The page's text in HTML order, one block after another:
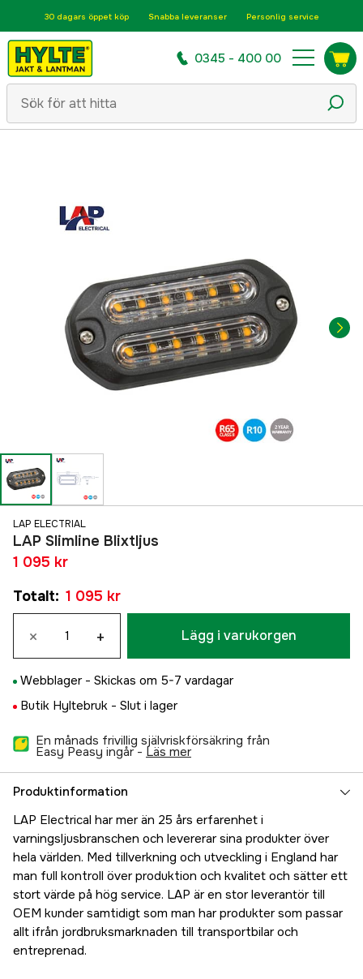
30 dagars öppet köp Snabba leveranser Personlig service
0345 - 400 00
LAP ELECTRIAL
LAP Slimline Blixtljus
1 095 kr
Totalt: 1 095 kr
× + Lägg i varukorgen
Webblager - Skickas om 5-7 vardagar
Butik Hyltebruk - Slut i lager
En månads frivillig självriskförsäkring från
Easy Peasy ingår - läs mer
Produktinformation
LAP Electrical har mer än 25 års erfarenhet i
varningsljusbranschen och levererar sina produkter över
hela världen. Med tillverkning och utveckling i England har
man full kontroll över produktion och kvalitet och sätter ett
stort värde på hög service. LAP är en stor leverantör till
OEM kunder samtidigt som man har produkter som passar
allt ifrån jordbruksmarknaden till transportbilar och
entreprenad.